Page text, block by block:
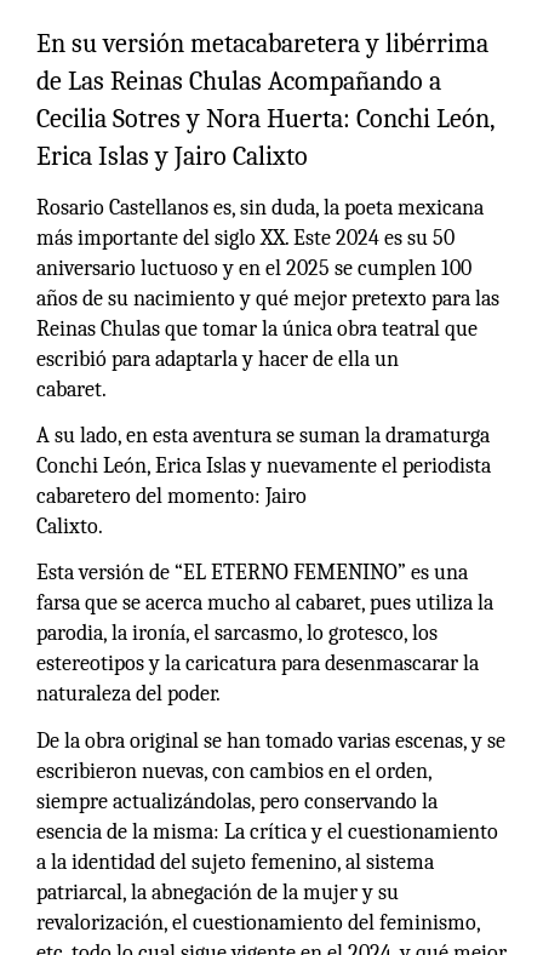
En su versión metacabaretera y libérrima
de Las Reinas Chulas Acompañando a
Cecilia Sotres y Nora Huerta: Conchi León,
Erica Islas y Jairo Calixto
Rosario Castellanos es, sin duda, la poeta mexicana
más importante del siglo XX. Este 2024 es su 50
aniversario luctuoso y en el 2025 se cumplen 100
años de su nacimiento y qué mejor pretexto para las
Reinas Chulas que tomar la única obra teatral que
escribió para adaptarla y hacer de ella un
cabaret.
A su lado, en esta aventura se suman la dramaturga
Conchi León, Erica Islas y nuevamente el periodista
cabaretero del momento: Jairo
Calixto.
Esta versión de “EL ETERNO FEMENINO” es una
farsa que se acerca mucho al cabaret, pues utiliza la
parodia, la ironía, el sarcasmo, lo grotesco, los
estereotipos y la caricatura para desenmascarar la
naturaleza del poder.
De la obra original se han tomado varias escenas, y se
escribieron nuevas, con cambios en el orden,
siempre actualizándolas, pero conservando la
esencia de la misma: La crítica y el cuestionamiento
a la identidad del sujeto femenino, al sistema
patriarcal, la abnegación de la mujer y su
revalorización, el cuestionamiento del feminismo,